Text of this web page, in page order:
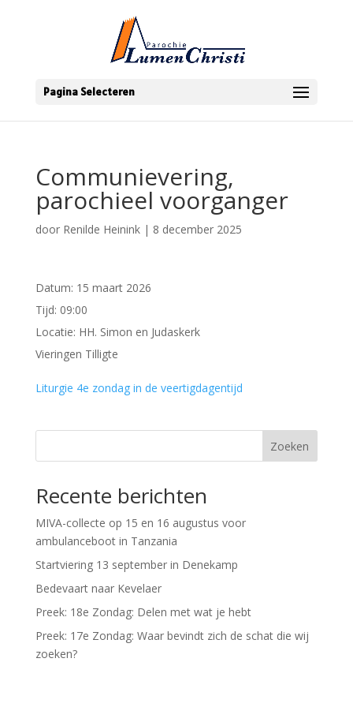
Pagina Selecteren
Communievering,
parochieel voorganger
door Renilde Heinink| 8 december 2025
Datum: 15 maart 2026
Tijd: 09:00
Locatie: HH. Simon en Judaskerk
Vieringen Tilligte
Liturgie 4e zondag in de veertigdagentijd
Zoeken
Recente berichten
MIVA-collecte op 15 en 16 augustus voor
ambulanceboot in Tanzania
Startviering 13 september in Denekamp
Bedevaart naar Kevelaer
Preek: 18e Zondag: Delen met wat je hebt
Preek: 17e Zondag: Waar bevindt zich de schat die wij
zoeken?